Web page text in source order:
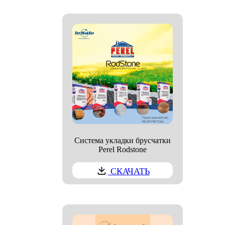
Система укладки брусчатки
Perel Rodstone
СКАЧАТЬ